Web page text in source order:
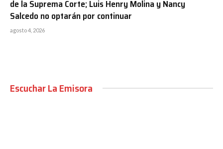
de la Suprema Corte; Luis Henry Molina y Nancy
Salcedo no optarán por continuar
agosto 4, 2026
Escuchar La Emisora